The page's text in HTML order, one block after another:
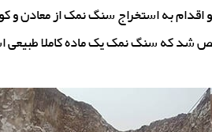
به استخراج سنگ نمک از معادن و
که سنگ نمک یک ماده کاملا طبیعی